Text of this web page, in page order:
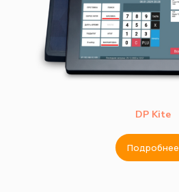
DP Kite
Подробнее